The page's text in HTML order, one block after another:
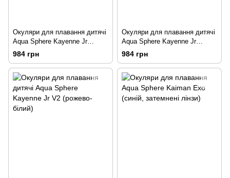
Окуляри для плавання дитячі
Aqua Sphere Kayenne Jr
(блакитно-рожевий)
984 грн
Окуляри для плавання дитячі
Aqua Sphere Kayenne Jr
(синьо-жовтий)
984 грн